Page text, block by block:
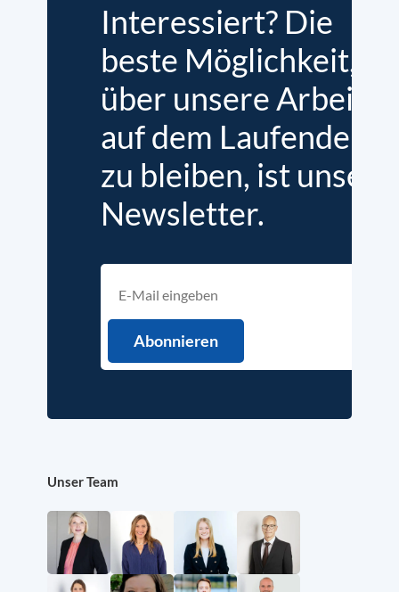
Interessiert? Die
beste Möglichkeit,
über unsere Arbeit
auf dem Laufenden
zu bleiben, ist unser
Newsletter.
Unser Team